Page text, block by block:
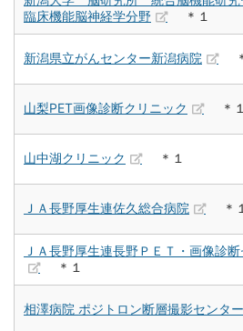
臨床機能脳神経学分野
＊１
新潟県立がんセンター新潟病院
山梨PET画像診断クリニック ＊１
山中湖クリニック ＊１
ＪＡ長野厚生連佐久総合病院 ＊１
ＪＡ長野厚生連長野ＰＥＴ・画像診
＊１
相澤病院 ポジトロン断層撮影センター